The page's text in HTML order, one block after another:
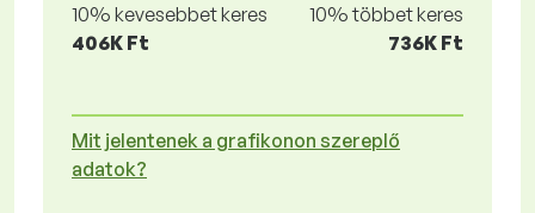
10% kevesebbet keres
406K Ft
10% többet keres
736K Ft
Mit jelentenek a grafikonon szereplő
adatok?